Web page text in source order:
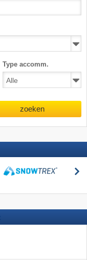
Type accomm.
zoeken